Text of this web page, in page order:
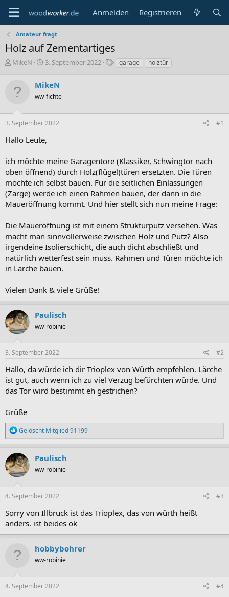
Anmelden Registrieren
Amateur fragt
Holz auf Zementartiges
E
t
l
e
MikeN
E
s
t
e
l
t
m
3. September 2022
S
w
garage holztür
MikeN
ww-fichte
3. September 2022 #1
Hallo Leute,
ich möchte meine Garagentore (Klassiker, Schwingtor nach
oben öffnend) durch Holz(flügel)türen ersetzten. Die Türen
möchte ich selbst bauen. Für die seitlichen Einlassungen
(Zarge) werde ich einen Rahmen bauen, der dann in die
Maueröffnung kommt. Und hier stellt sich nun meine Frage:
Die Maueröffnung ist mit einem Strukturputz versehen. Was
macht man sinnvollerweise zwischen Holz und Putz? Also
irgendeine Isolierschicht, die auch dicht abschließt und
natürlich wetterfest sein muss. Rahmen und Türen möchte ich
in Lärche bauen.
Vielen Dank & viele Grüße!
Paulisch
ww-robinie
3. September 2022 #2
Hallo, da würde ich dir Trioplex von Würth empfehlen. Lärche
ist gut, auch wenn ich zu viel Verzug befürchten würde. Und
das Tor wird bestimmt eh gestrichen?
Grüße
R
e
a
k
t
i
o
n
e
:
Gelöscht Mitglied 91199
Paulisch
ww-robinie
4. September 2022 #3
Sorry von Illbruck ist das Trioplex, das von würth heißt
anders. ist beides ok
hobbybohrer
ww-robinie
4. September 2022 #4